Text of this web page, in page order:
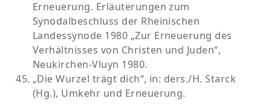
Erneuerung. Erläuterungen zum
Synodalbeschluss der Rheinischen
Landessynode 1980 „Zur Erneuerung des
Verhältnisses von Christen und Juden“,
Neukirchen-Vluyn 1980.
„Die Wurzel trägt dich“, in: ders./H. Starck
(Hg.), Umkehr und Erneuerung.